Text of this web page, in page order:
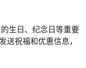
生日、纪念日等重要
送祝福和优惠信息，